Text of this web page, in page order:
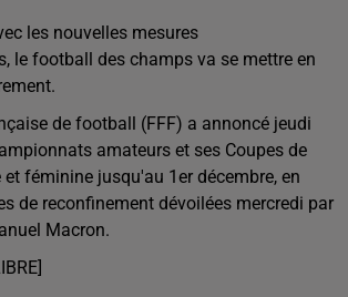
les nouvelles mesures
le football des champs va se mettre en
de football (FFF) a annoncé jeudi
amateurs et ses Coupes de
et féminine jusqu'au 1er décembre, en
de reconfinement dévoilées mercredi par
Macron.